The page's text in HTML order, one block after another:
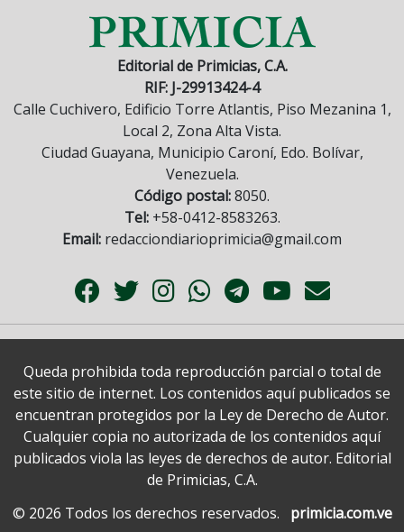
Editorial de Primicias, C.A.
RIF: J-29913424-4
Calle Cuchivero, Edificio Torre Atlantis, Piso Mezanina 1,
Local 2, Zona Alta Vista.
Ciudad Guayana, Municipio Caroní, Edo. Bolívar,
Venezuela.
Código postal:8050.
Tel:+58-0412-8583263.
Email: redacciondiarioprimicia@gmail.com
Queda prohibida toda reproducción parcial o total de
este sitio de internet. Los contenidos aquí publicados se
encuentran protegidos por la Ley de Derecho de Autor.
Cualquier copia no autorizada de los contenidos aquí
publicados viola las leyes de derechos de autor. Editorial
de Primicias, C.A.
© 2026 Todos los derechos reservados.
primicia.com.ve